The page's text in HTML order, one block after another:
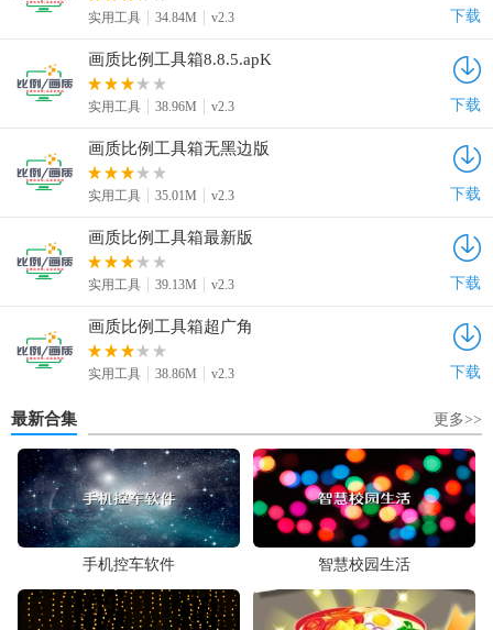
实用工具 34.84M v2.3 下载
画质比例工具箱8.8.5.apK
实用工具 38.96M v2.3 下载
画质比例工具箱无黑边版
实用工具 35.01M v2.3 下载
画质比例工具箱最新版
实用工具 39.13M v2.3 下载
画质比例工具箱超广角
实用工具 38.86M v2.3 下载
最新合集 更多>>
手机控车软件 智慧校园生活